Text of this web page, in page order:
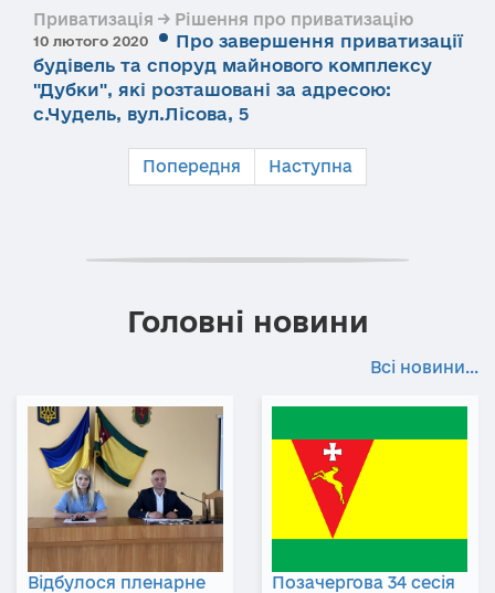
Приватизація → Рішення про приватизацію
10 лютого 2020
Про завершення приватизації
будівель та споруд майнового комплексу
"Дубки", які розташовані за адресою:
с.Чудель, вул.Лісова, 5
Попередня Наступна
Головні новини
Всі новини...
Відбулося пленарне
Позачергова 34 сесія